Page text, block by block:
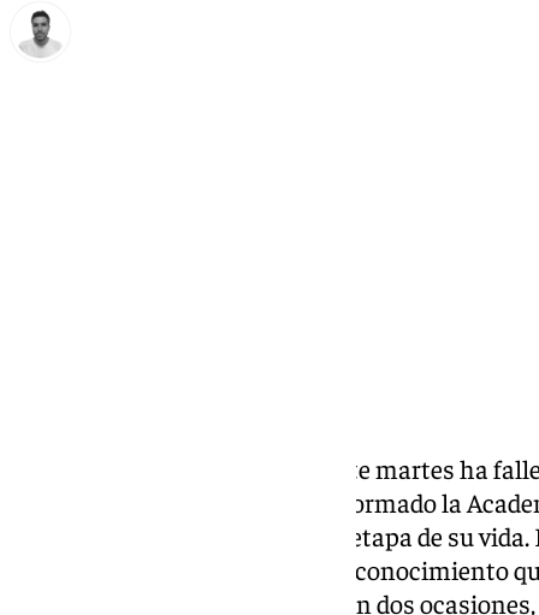
. Este martes ha
la edad de 78 años, según ha informado la
además, fue presidenta en una etapa de su
cuenta con el Goya de Honor, reconocimiento
pesar de haber sido nominada en dos